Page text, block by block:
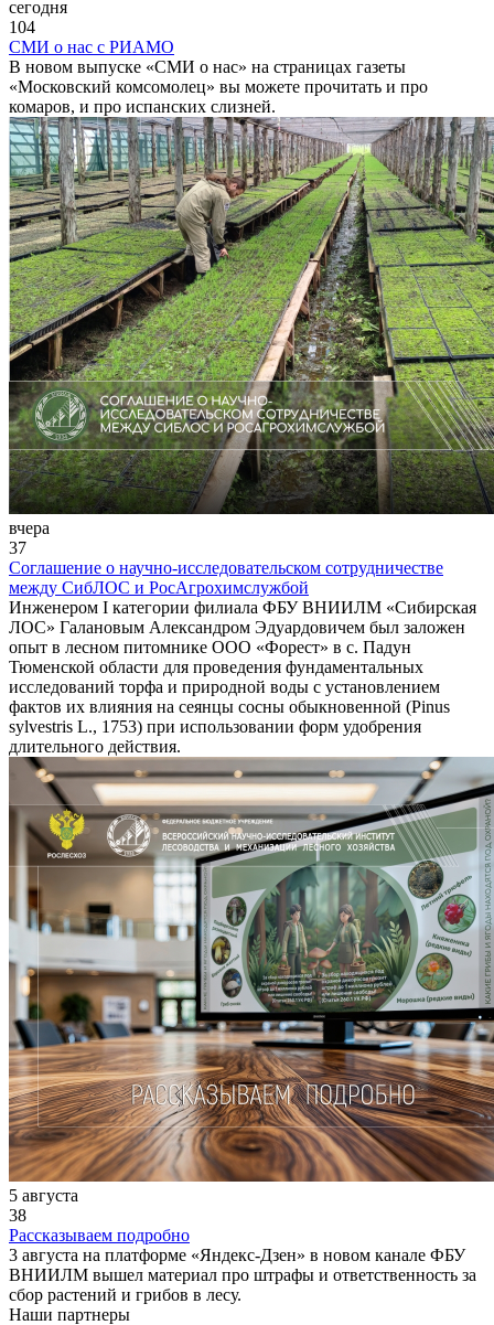
сегодня
104
СМИ о нас с РИАМО
В новом выпуске «СМИ о нас» на страницах газеты
«Московский комсомолец» вы можете прочитать и про
комаров, и про испанских слизней.
вчера
37
Соглашение о научно-исследовательском сотрудничестве
между СибЛОС и РосАгрохимслужбой
Инженером I категории филиала ФБУ ВНИИЛМ «Сибирская
ЛОС» Галановым Александром Эдуардовичем был заложен
опыт в лесном питомнике ООО «Форест» в с. Падун
Тюменской области для проведения фундаментальных
исследований торфа и природной воды с установлением
фактов их влияния на сеянцы сосны обыкновенной (Pinus
sylvestris L., 1753) при использовании форм удобрения
длительного действия.
5 августа
38
Рассказываем подробно
3 августа на платформе «Яндекс-Дзен» в новом канале ФБУ
ВНИИЛМ вышел материал про штрафы и ответственность за
сбор растений и грибов в лесу.
Наши партнеры